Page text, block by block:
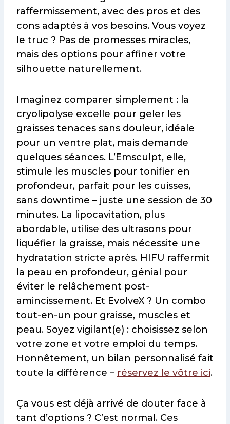
raffermissement, avec des pros et des
cons adaptés à vos besoins. Vous voyez
le truc ? Pas de promesses miracles,
mais des options pour affiner votre
silhouette naturellement.
Imaginez comparer simplement : la
cryolipolyse excelle pour geler les
graisses tenaces sans douleur, idéale
pour un ventre plat, mais demande
quelques séances. L’Emsculpt, elle,
stimule les muscles pour tonifier en
profondeur, parfait pour les cuisses,
sans downtime – juste une session de 30
minutes. La lipocavitation, plus
abordable, utilise des ultrasons pour
liquéfier la graisse, mais nécessite une
hydratation stricte après. HIFU raffermit
la peau en profondeur, génial pour
éviter le relâchement post-
amincissement. Et EvolveX ? Un combo
tout-en-un pour graisse, muscles et
peau. Soyez vigilant(e) : choisissez selon
votre zone et votre emploi du temps.
Honnêtement, un bilan personnalisé fait
toute la différence – réservez le vôtre ici.
Ça vous est déjà arrivé de douter face à
tant d’options ? C’est normal. Ces